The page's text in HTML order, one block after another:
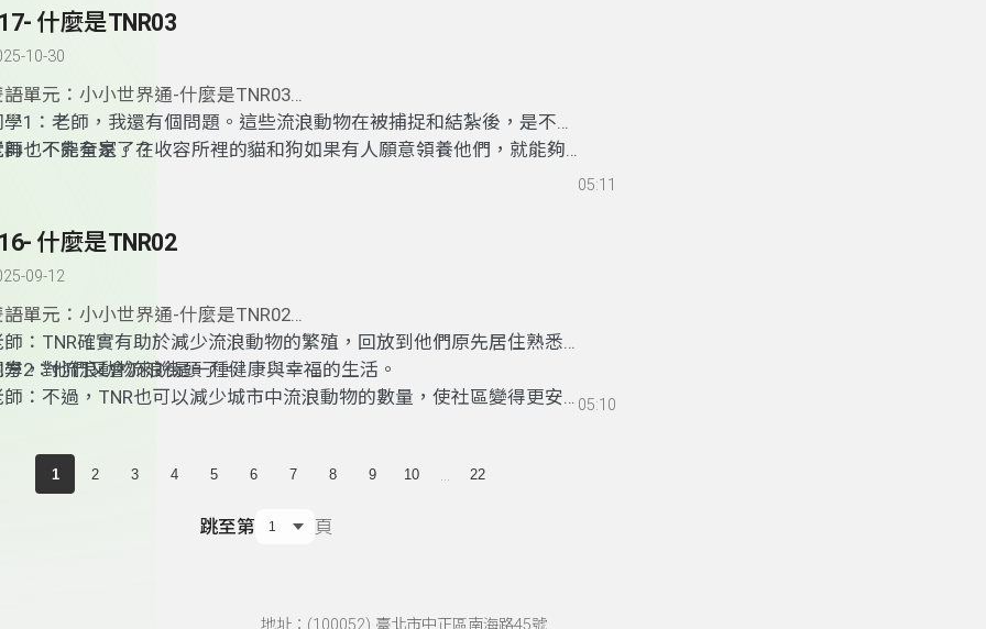
，千萬不能半途而廢。養它就要愛牠一輩子喔。
什麼是TNR03
10-30
語單元：小小世界通-什麼是TNR03
學1：老師，我還有個問題。這些流浪動物在被捕捉和結紮後，是不是
再也不能有家了？
師：不完全是。在收容所裡的貓和狗如果有人願意領養他們，就能夠給
們一個永久的家。但要記住，這需要時間和耐心，因為流浪動物可能需05:11
什麼是TNR02
09-12
語單元：小小世界通-什麼是TNR02
師：TNR確實有助於減少流浪動物的繁殖，回放到他們原先居住熟悉的
方，對流浪動物來說是一種健康與幸福的生活。
學2：他們又會流浪街頭了。
師：不過，TNR也可以減少城市中流浪動物的數量，使社區變得更安
05:10
1 2 3 4 5 6 7 8 9 10 22
跳至第 頁
地址：(100052) 臺北市中正區南海路45號